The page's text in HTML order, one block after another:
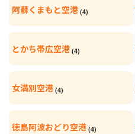
阿蘇くまもと空港 (4)
とかち帯広空港 (4)
女満別空港 (4)
徳島阿波おどり空港 (4)